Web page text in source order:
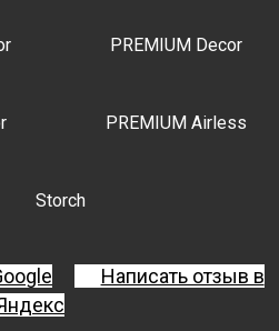
PREMIUM Decor
PREMIUM Airless
Storch
Написать отзыв в